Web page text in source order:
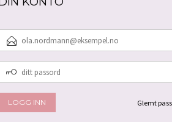
POSTADRESSE
PASSORD
Glemt